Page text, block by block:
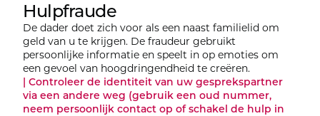
Hulpfraude
De dader doet zich voor als een naast familielid om
geld van u te krijgen. De fraudeur gebruikt
persoonlijke informatie en speelt in op emoties om
een gevoel van hoogdringendheid te creëren.
| Controleer de identiteit van uw gesprekspartner
via een andere weg (gebruik een oud nummer,
neem persoonlijk contact op of schakel de hulp in